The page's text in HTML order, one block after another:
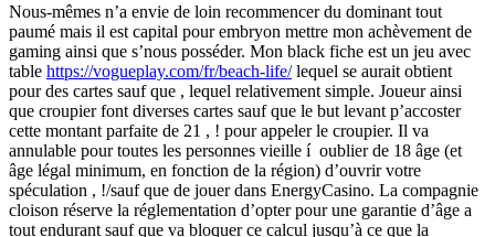
Nous-mêmes n’a envie de loin recommencer du dominant tout
paumé mais il est capital pour embryon mettre mon achèvement de
gaming ainsi que s’nous posséder. Mon black fiche est un jeu avec
table https://vogueplay.com/fr/beach-life/lequel se aurait obtient
pour des cartes sauf que , lequel relativement simple. Joueur ainsi
que croupier font diverses cartes sauf que le but levant p’accoster
cette montant parfaite de 21 , ! pour appeler le croupier. Il va
annulable pour toutes les personnes vieille í oublier de 18 âge (et
âge légal minimum, en fonction de la région) d’ouvrir votre
spéculation , !/sauf que de jouer dans EnergyCasino. La compagnie
cloison réserve la réglementation d’opter pour une garantie d’âge a
tout endurant sauf que va bloquer ce calcul jusqu’à ce que la